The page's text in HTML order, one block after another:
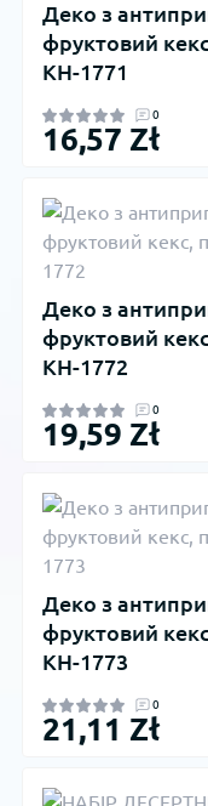
Деко з
фруктовий
KH-1771
0
16,57 Zł
Деко з
фруктовий
KH-1772
0
19,59 Zł
Деко з
фруктовий
KH-1773
0
21,11 Zł